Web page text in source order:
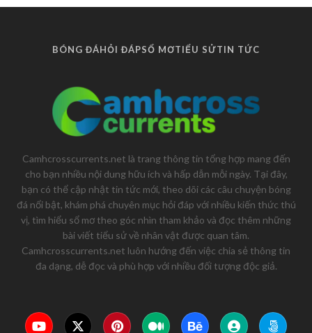
BÓNG ĐÁHỎI ĐÁPSỔ MƠTIỂU SỬTIN TỨC
Camhcrosscurrents.net là trang thông tin tổng hợp mang đến
cho bạn nhiều nội dung hữu ích và hấp dẫn mỗi ngày. Tại đây,
bạn có thể cập nhật tin tức mới, theo dõi các câu chuyện bóng
đá nổi bật, khám phá chuyên mục hỏi đáp với nhiều kiến thức thú
vị, tìm hiểu sổ mơ theo góc nhìn tham khảo và đọc thêm những
bài viết tiểu sử về nhân vật được quan tâm.
Camhcrosscurrents.net luôn hướng đến việc chia sẻ thông tin
đa dạng, dễ đọc và phù hợp với nhiều đối tượng độc giả.